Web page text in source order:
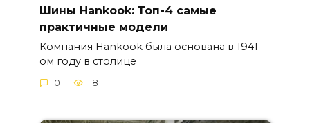
Шины Hankook: Топ-4 самые
практичные модели
Компания Hankook была основана в 1941-
ом году в столице
0 18